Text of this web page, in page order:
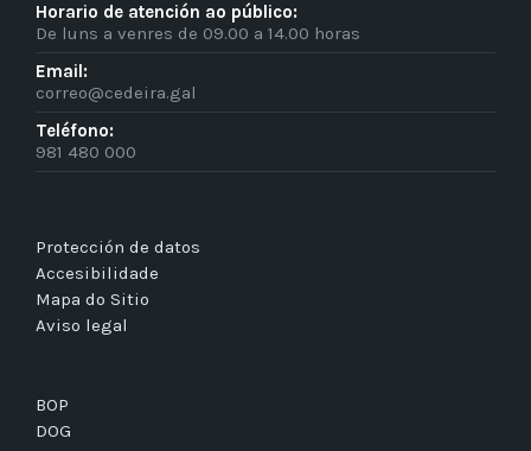
Horario de atención ao público:
De luns a venres de 09.00 a 14.00 horas
Email:
correo@cedeira.gal
Teléfono:
981 480 000
Protección de datos
Accesibilidade
Mapa do Sitio
Aviso legal
BOP
DOG